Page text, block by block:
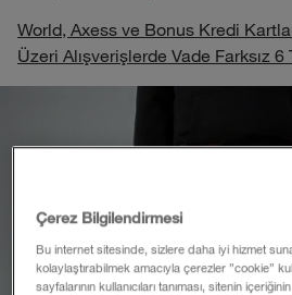
World, Axess ve Bonus Kredi
Üzeri Alışverişlerde Vade Farksız 6
Çerez Bilgilendirmesi
Bu internet sitesinde, sizlere daha iyi hizmet
kolaylaştırabilmek amacıyla çerezler ”cookie”
sayfalarının kullanıcıları tanıması, sitenin